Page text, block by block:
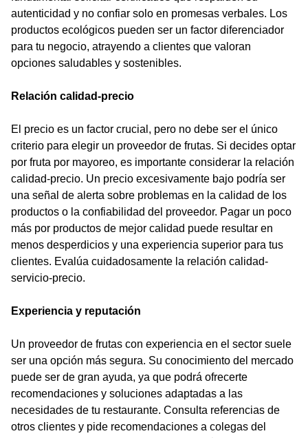
autenticidad y no confiar solo en promesas verbales. Los
productos ecológicos pueden ser un factor diferenciador
para tu negocio, atrayendo a clientes que valoran
opciones saludables y sostenibles.
Relación calidad-precio
El precio es un factor crucial, pero no debe ser el único
criterio para elegir un proveedor de frutas. Si decides optar
por fruta por mayoreo, es importante considerar la relación
calidad-precio. Un precio excesivamente bajo podría ser
una señal de alerta sobre problemas en la calidad de los
productos o la confiabilidad del proveedor. Pagar un poco
más por productos de mejor calidad puede resultar en
menos desperdicios y una experiencia superior para tus
clientes. Evalúa cuidadosamente la relación calidad-
servicio-precio.
Experiencia y reputación
Un proveedor de frutas con experiencia en el sector suele
ser una opción más segura. Su conocimiento del mercado
puede ser de gran ayuda, ya que podrá ofrecerte
recomendaciones y soluciones adaptadas a las
necesidades de tu restaurante. Consulta referencias de
otros clientes y pide recomendaciones a colegas del